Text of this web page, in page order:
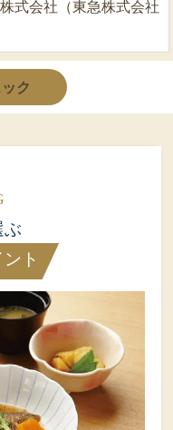
式会社（東急株式会社
ク
ぶ
ト